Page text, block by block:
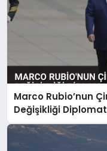
Marco Rubio’nun
Değişikliği